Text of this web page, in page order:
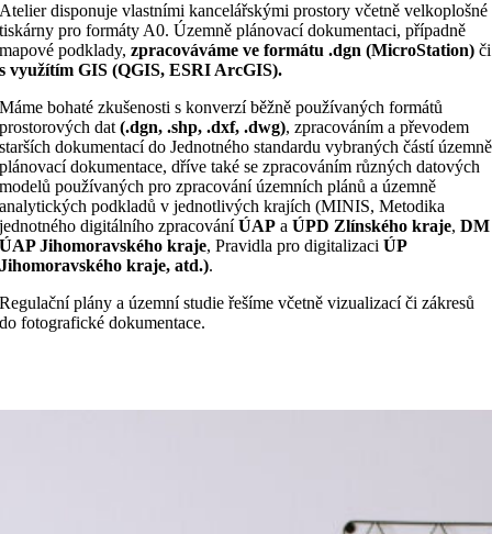
Atelier disponuje vlastními kancelářskými prostory včetně velkoplošné
tiskárny pro formáty A0. Územně plánovací dokumentaci, případně
mapové podklady,zpracováváme ve formátu .dgn (MicroStation) či
s využítím GIS (QGIS, ESRI ArcGIS).
Máme bohaté zkušenosti s konverzí běžně používaných formátů
prostorových dat (.dgn, .shp, .dxf, .dwg), zpracováním a převodem
starších dokumentací do Jednotného standardu vybraných částí územně
plánovací dokumentace, dříve také se zpracováním různých datových
modelů používaných pro zpracování územních plánů a územně
analytických podkladů v jednotlivých krajích (MINIS, Metodika
jednotného digitálního zpracováníÚAP aÚPD Zlínského kraje,DM
ÚAP Jihomoravského kraje, Pravidla pro digitalizaci ÚP
Jihomoravského kraje, atd.).
Regulační plány a územní studie řešíme včetně vizualizací či zákresů
do fotografické dokumentace.